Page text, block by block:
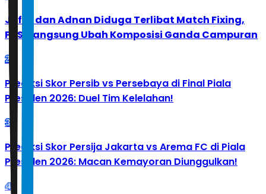
Jafar dan Adnan Diduga Terlibat Match Fixing,
PBSI Langsung Ubah Komposisi Ganda Campuran
2
Prediksi Skor Persib vs Persebaya di Final Piala
Presiden 2026: Duel Tim Kelelahan!
3
Prediksi Skor Persija Jakarta vs Arema FC di Piala
Presiden 2026: Macan Kemayoran Diunggulkan!
4